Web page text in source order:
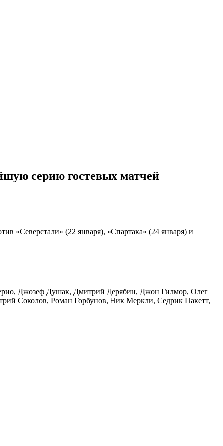
серию гостевых матчей
«Северстали» (22 января), «Спартака» (24 января) и
Джозеф Душак, Дмитрий Дерябин, Джон Гилмор, Олег
Соколов, Роман Горбунов, Ник Меркли, Седрик Пакетт,